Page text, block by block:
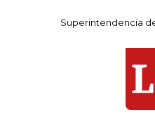
Superintendencia